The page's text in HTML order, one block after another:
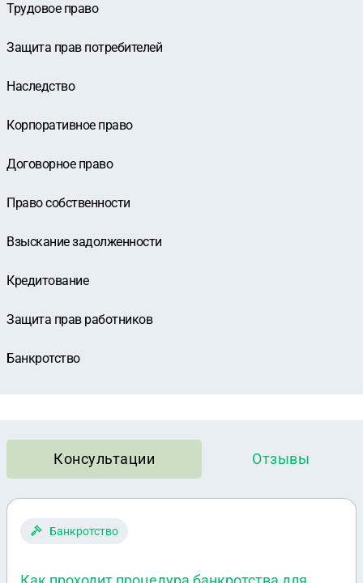
Трудовое право
Защита прав потребителей
Наследство
Корпоративное право
Договорное право
Право собственности
Взыскание задолженности
Кредитование
Защита прав работников
Банкротство
Консультации Отзывы
Банкротство